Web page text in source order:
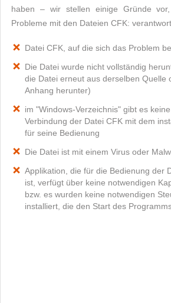
haben – wir stellen einige Gründe
Probleme mit den Dateien CFK:
Datei CFK, auf die sich das Problem
Die Datei wurde nicht vollständig
die Datei erneut aus derselben Quelle
Anhang herunter)
im "Windows-Verzeichnis" gibt es
Verbindung der Datei CFK mit dem
für seine Bedienung
Die Datei ist mit einem Virus oder
Applikation, die für die Bedienung der
ist, verfügt über keine notwendigen
bzw. es wurden keine notwendigen
installiert, die den Start des